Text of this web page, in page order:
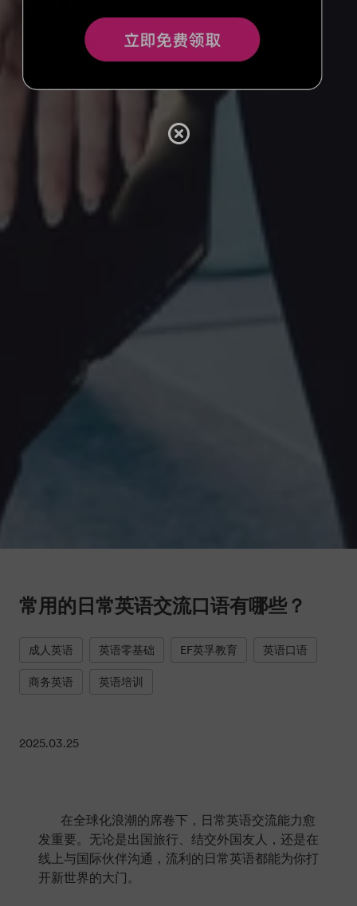
常用的日常英语交流口语有哪些？
成人英语 英语零基础 EF英孚教育
英语口语
商务英语
英语培训
2025.03.25
在全球化浪潮的席卷下，日常英语交流能力愈
发重要。无论是出国旅行、结交外国友人，还是在
线上与国际伙伴沟通，流利的日常英语都能为你打
开新世界的大门。